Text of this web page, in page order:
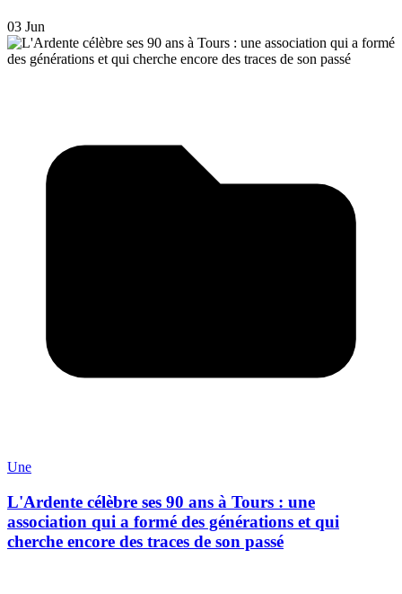
03 Jun
Une
L'Ardente célèbre ses 90 ans à Tours : une
association qui a formé des générations et qui
cherche encore des traces de son passé